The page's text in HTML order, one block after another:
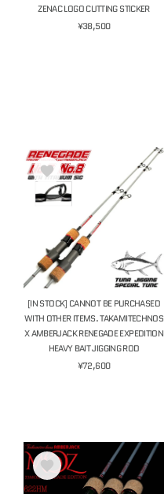
ZENAC LOGO CUTTING STICKER
¥38,500
[IN STOCK] CANNOT BE PURCHASED
WITH OTHER ITEMS. TAKAMITECHNOS
X AMBERJACK RENEGADE EXPEDITION
HEAVY BAIT JIGGING ROD
¥72,600